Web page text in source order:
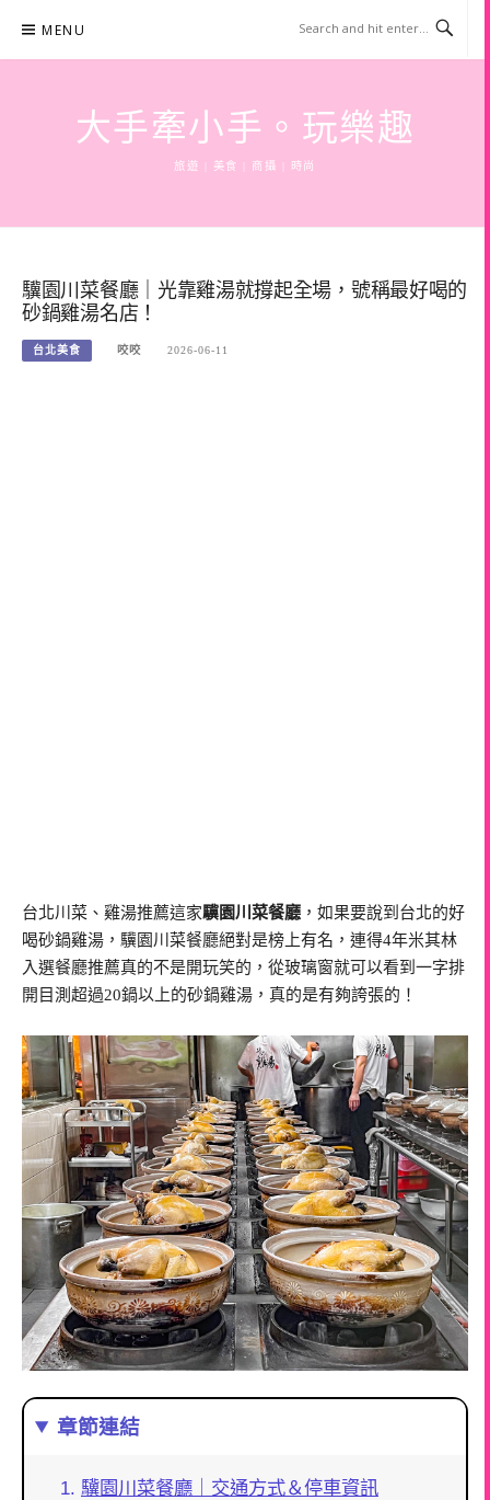
content
MENU
大手牽小手。玩樂趣
旅遊 | 美食 | 商攝 | 時尚
驥園川菜餐廳｜光靠雞湯就撐起全場，號稱最好喝的
砂鍋雞湯名店！
台北美食 咬咬 2026-06-11
台北川菜、雞湯推薦這家驥園川菜餐廳 ，如果要說到台北的好
喝砂鍋雞湯，驥園川菜餐廳絕對是榜上有名，連得4年米其林
入選餐廳推薦真的不是開玩笑的，從玻璃窗就可以看到一字排
開目測超過20鍋以上的砂鍋雞湯，真的是有夠誇張的！
章節連結
驥園川菜餐廳｜交通方式＆停車資訊